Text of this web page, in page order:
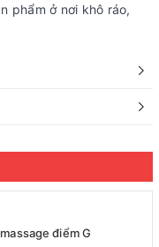
phẩm ở nơi khô ráo,
điểm G